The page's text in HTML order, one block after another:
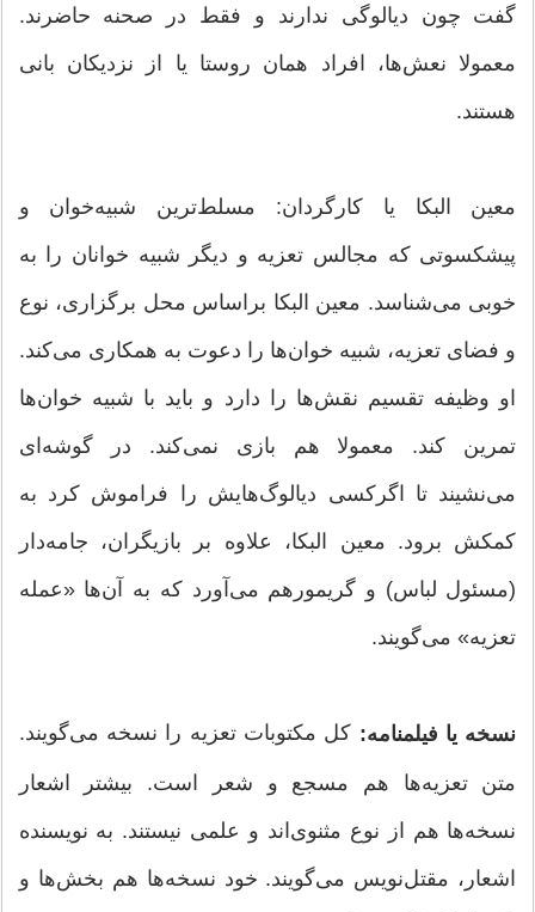
گفت چون دیالوگی ندارند و فقط در صحنه حاضرند.
معمولا نعش‌ها، افراد همان روستا یا از نزدیکان بانی
هستند.
معین البکا یا کارگردان: مسلط‌ترین شبیه‌خوان و
پیشکسوتی که مجالس تعزیه و دیگر شبیه خوانان را به
خوبی می‌شناسد. معین البکا براساس محل برگزاری، نوع
و فضای تعزیه، شبیه خوان‌ها را دعوت به همکاری می‌کند.
او وظیفه تقسیم نقش‌ها را دارد و باید با شبیه خوان‌ها
تمرین کند. معمولا هم بازی نمی‌کند. در گوشه‌ای
می‌نشیند تا اگرکسی دیالوگ‌هایش را فراموش کرد به
کمکش برود. معین البکا، علاوه بر بازیگران، جامه‌دار
(مسئول لباس) و گریمورهم می‌آورد که به آن‌ها «عمله
تعزیه» می‌گویند.
نسخه یا فیلمنامه: کل مکتوبات تعزیه را نسخه می‌گویند.
متن تعزیه‌ها هم مسجع و شعر است. بیشتر اشعار
نسخه‌ها هم از نوع مثنوی‌اند و علمی نیستند. به نویسنده
اشعار، مقتل‌نویس می‌گویند. خود نسخه‌ها هم بخش‌ها و